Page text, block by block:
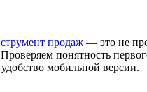
продаж — это не
понятность
мобильной версии.